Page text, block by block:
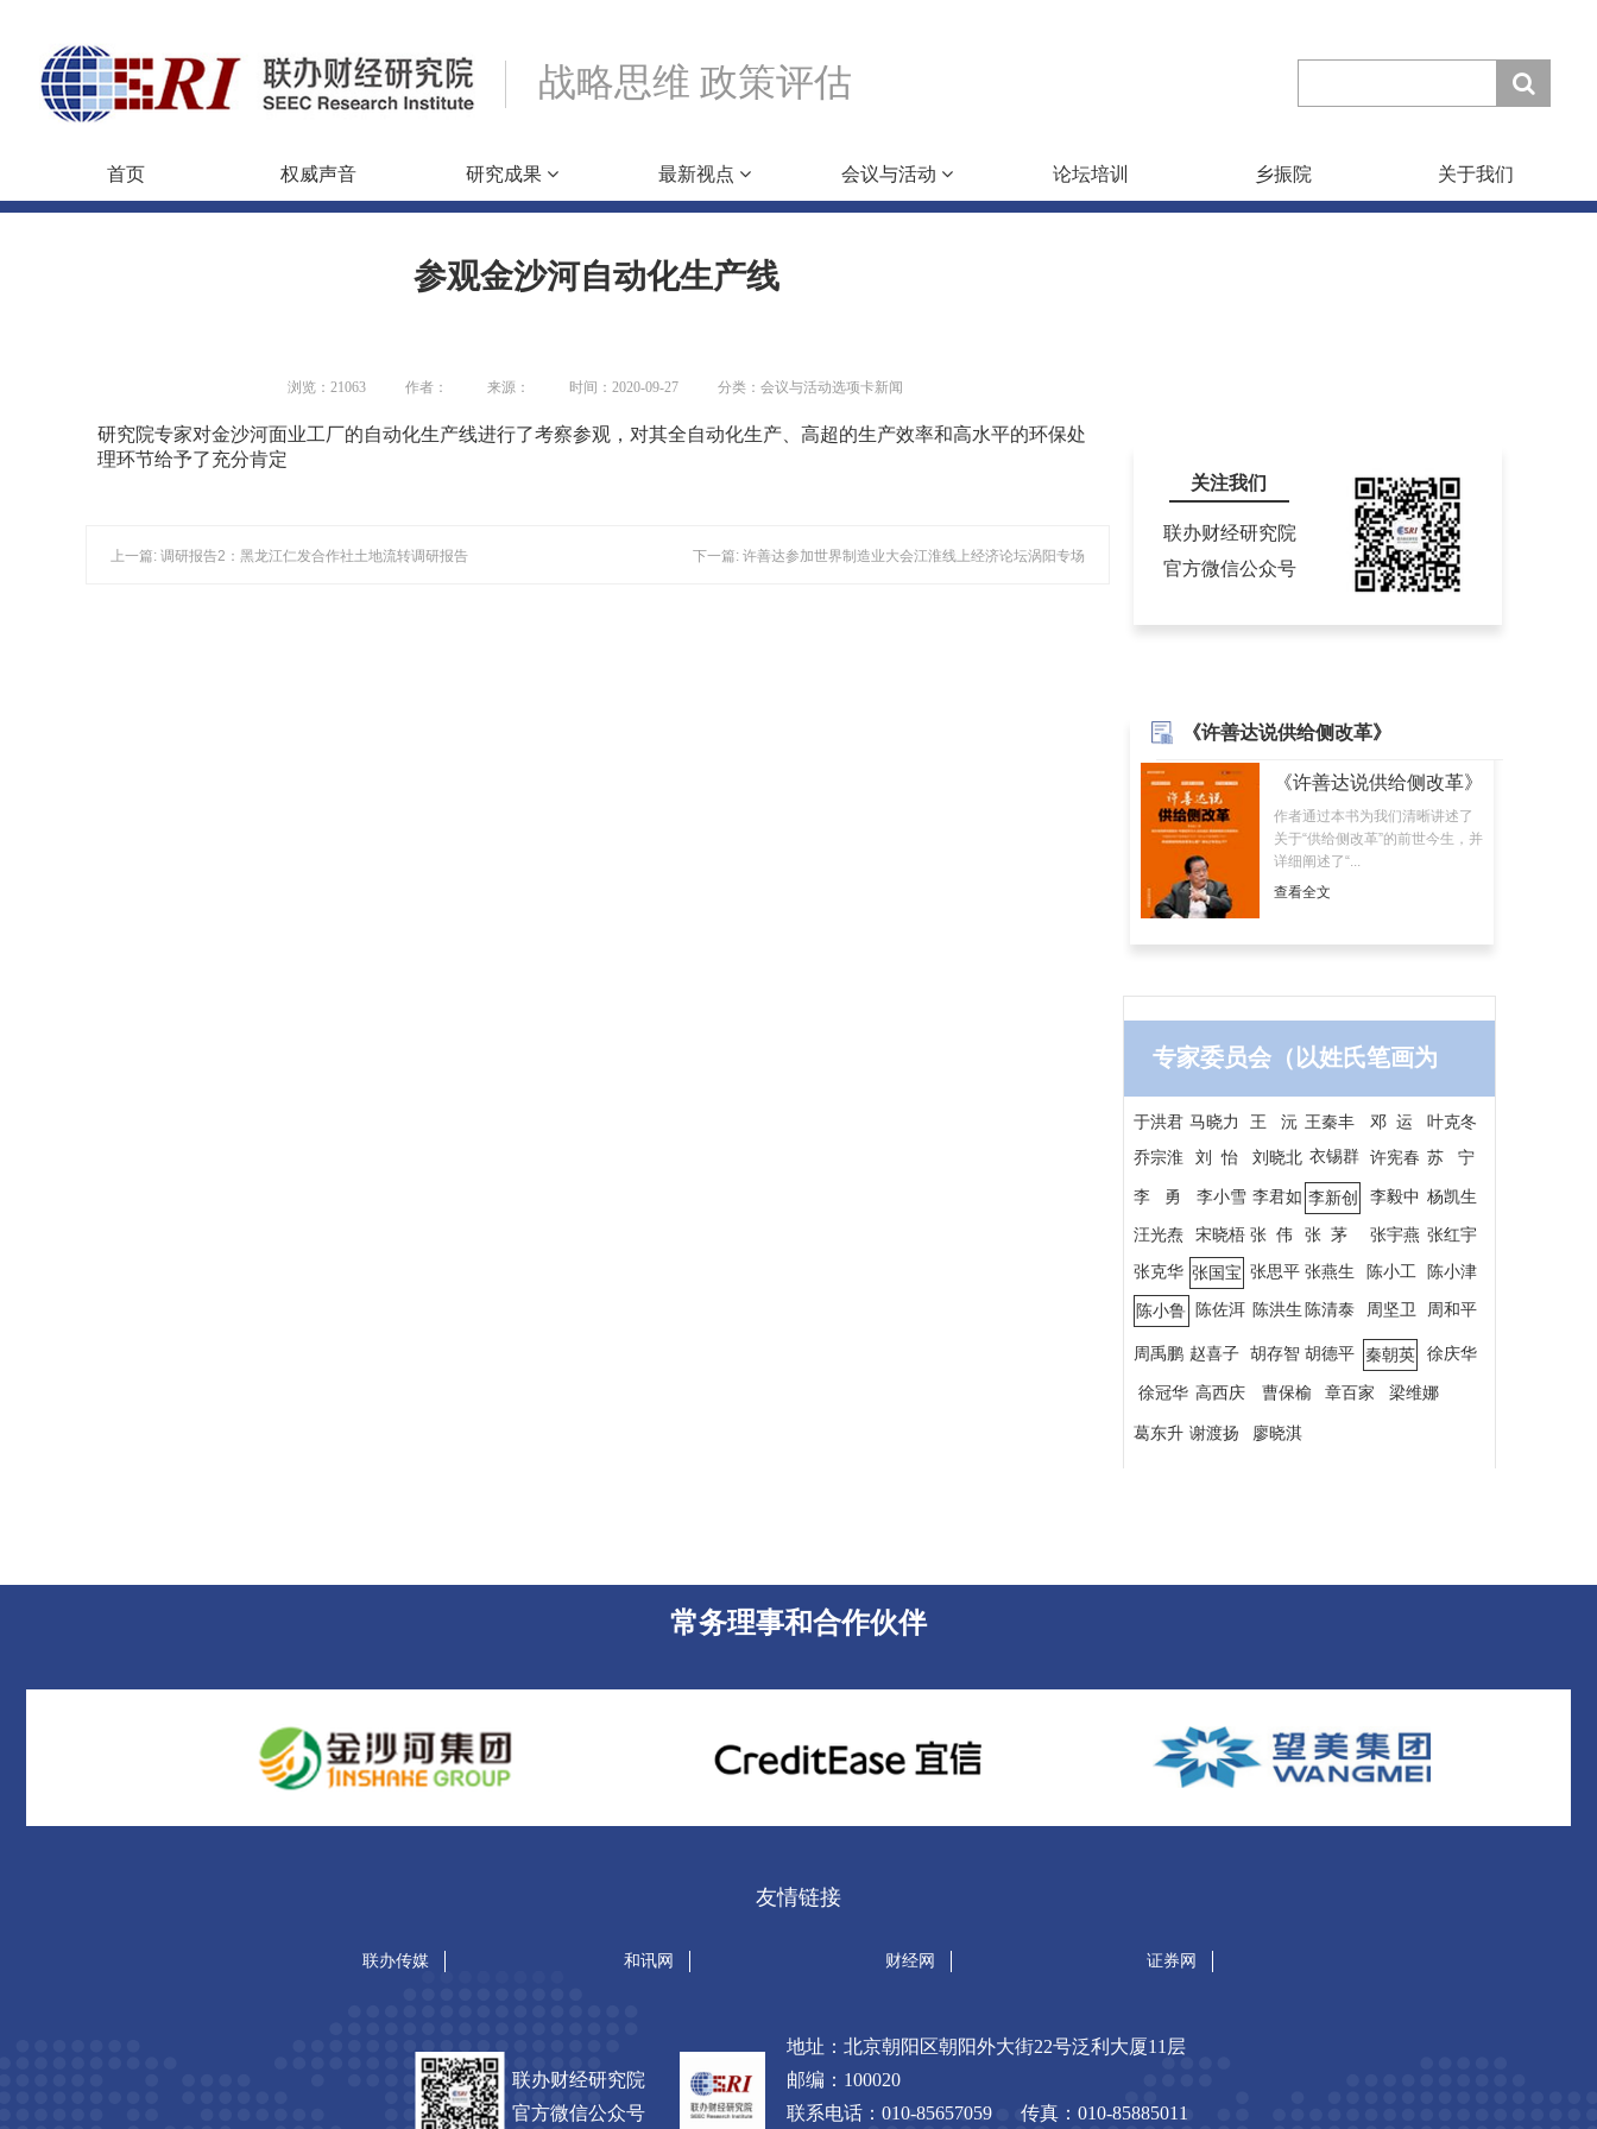
战略思维 政策评估
首页 权威声音 研究成果 最新视点 会议与活动 论坛培训 乡振院 关于我们
参观金沙河自动化生产线
联办财经研究院
官方微信公众号
关注我们
《许善达说供给侧改革》
作者通过本书为我们清晰讲述了
关于“供给侧改革”的前世今生，并
详细阐述了“...
查看全文
《许善达说供给侧改革》
浏览：21063 作者： 来源： 时间：2020-09-27 分类：会议与活动选项卡新闻
研究院专家对金沙河面业工厂的自动化生产线进行了考察参观，对其全自动化生产、高超的生产效率和高水平的环保处
理环节给予了充分肯定
上一篇: 调研报告2：黑龙江仁发合作社土地流转调研报告 下一篇: 许善达参加世界制造业大会江淮线上经济论坛涡阳专场
专家委员会（以姓氏笔画为
序）
王 沅 邓 运
赵喜子
杨凯生
陈小津
陈佐洱
李君如
张克华 张燕生
张宇燕
谢渡扬
苏 宁
马晓力
于洪君 王秦丰
叶克冬
刘晓北
乔宗淮
张国宝
张红宇
宋晓梧
李毅中
李 勇
许宪春
张 茅
张思平 陈小工
陈清泰
汪光焘
周坚卫
秦朝英
徐冠华
徐庆华
胡存智
周禹鹏
周和平
曹保榆 梁维娜
葛东升 廖晓淇
李小雪 李新创
刘 怡
张 伟
陈小鲁 陈洪生
胡德平
高西庆 章百家
衣锡群
常务理事和合作伙伴
友情链接
地址：北京朝阳区朝阳外大街22号泛利大厦11层
邮编：100020
联系电话：010-85657059 传真：010-85885011
联办传媒 和讯网 财经网 证券网
联办财经研究院
官方微信公众号